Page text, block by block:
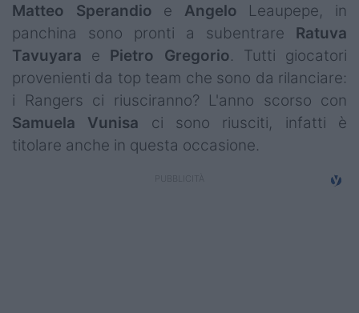
Matteo
Sperandio e Angelo Leaupepe, in
panchina sono pronti a subentrare Ratuva
Tavuyara e Pietro Gregorio. Tutti giocatori
provenienti da top team che sono da rilanciare:
i Rangers ci riusciranno? L'anno scorso con
Samuela
Vunisa ci sono riusciti, infatti è
titolare anche in questa occasione.